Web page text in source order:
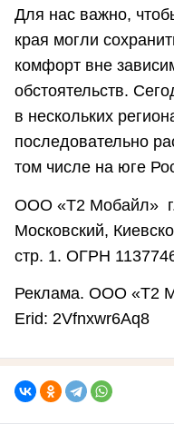
Для нас важно,
края могли
комфорт вне
обстоятельств.
в нескольких
последовательно
том числе на юге
ООО «Т2 Мобайл»
Московский,
стр. 1. ОГРН
Реклама. ООО «Т2
Erid: 2Vfnxwr6Aq8